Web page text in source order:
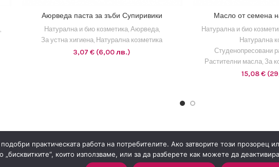
1 EUR = 1.95583 BGN
ДОБАВЯНЕ В КОЛИЧКАТА
Аюрведа паста за зъби Супиривики
Натурална и био козметика, Аюрведа,
За устна хигиена Натурална козметика
3,07€ (6,00 лв.)
ДОБАВЯНЕ В
Масло от семена
Натурална и био
Натурална
Студенопресовани
Растителни масла, За
15,08€
подобри практическата работа на потребителите. Ако затворите този
които използваме, или за да разберете как можете да